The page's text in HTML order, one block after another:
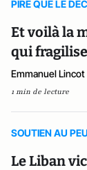
PIRE QUE LE
Et voilà la
qui
Emmanuel Lincot
1 min de lecture
SOUTIEN AU
Le Liban